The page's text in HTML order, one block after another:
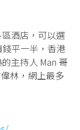
酒店，可以選
平一半，香港
主持人 Man 哥
林，網上最多